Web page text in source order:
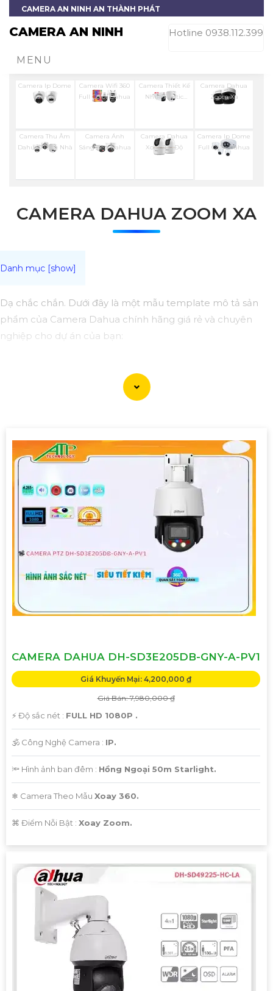
CAMERA AN NINH AN THÀNH PHÁT
CAMERA AN NINH Hotline 0938.112.399
MENU
Camera Ip Dome
Dahua
Camera Wifi 360
Full Color Dahua
Camera Thiết Kế
Nhựa Plastic
Camera Dahua
Zoom Xa
Camera Thu Âm
Dahua Trong Nhà
Camera Ánh
Sáng Kép Dahua
Camera Dahua
Xoay 360 Độ
Camera Ip Dome
Full Color Dahua
CAMERA DAHUA ZOOM XA
Dạ chắc chắn. Dưới đây là một mẫu template mô tả sản
phẩm của Camera Dahua chính hãng giá rẻ và chuyên
nghiệp cho dự án của bạn:
Tên sản phẩm: Camera Dahua chính hãng Mã sản phẩm:
lượng hình ảnh và độ tin cậy. Với độ phân giải sắc nét, hỗ trợ
nhiều chức năng thông minh, đây là lựa chọn hoàn hảo
cho dự án của bạn.
Giá cả phải chăng: Dù là sản phẩm chất lượng chuyên
nghiệp nhưng Camera Dahua chính hãng vẫn có mức giá
vô cùng hấp dẫn, phù hợp với ngân sách của dự án.
3:Thiết kế hiện đại và đa dạng: Camera Dahua cung cấp
các mẫu thiết kế đa dạng, từ dạng bán cầu cho đến dạng
hồng ngoại, giúp bạn lựa chọn phù hợp với các phân khúc
và yêu cầu cụ thể.
#### Liên hệ để biết thêm thông tin chi tiết và đặt hàng:Để
chỉ email]
Hy vọng mô tả trên sẽ giúp bạn có thêm thông tin về
Camera Dahua chính hãng và quyết định cho dự án của
mình. Nếu cần thêm hỗ trợ, bạn có thể cho biết thêm chi
tiết để được tư vấn cụ thể hơn.
CAMERA DAHUA DH-SD3E205DB-GNY-A-PV1
Giá Khuyến Mại: 4,200,000 ₫
Giá Bán: 7,980,000 ₫
️⚡ Độ sắc nét : FULL HD 1080P .
🕉️ Công Nghệ Camera : IP.
🔦 Hình ảnh ban đêm : Hồng Ngoại 50m Starlight.
❄ Camera Theo Mẫu Xoay 360.
️⌘ Điểm Nỗi Bật : Xoay Zoom.